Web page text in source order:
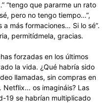
“tengo que pararme un rato
pero no tengo tiempo…”,
más formaciones… Si lo sé”.
permitídmela, gracias.
forzadas en los últimos
la vida. ¿Qué habría sido
llamadas, sin compras en
os imagináis? Las
19 se habrían multiplicado